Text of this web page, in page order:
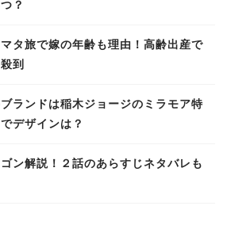
？
タ旅で嫁の年齢も理由！高齢出産で
到
ランドは稲木ジョージのミラモア特
デザインは？
ン解説！２話のあらすじネタバレも